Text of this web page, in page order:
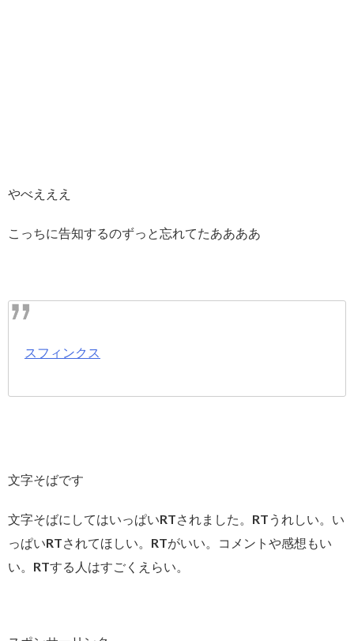
やべえええ
こっちに告知するのずっと忘れてたああああ
スフィンクス
文字そばです
文字そばにしてはいっぱいRTされました。RTうれしい。い
っぱいRTされてほしい。RTがいい。コメントや感想もい
い。RTする人はすごくえらい。